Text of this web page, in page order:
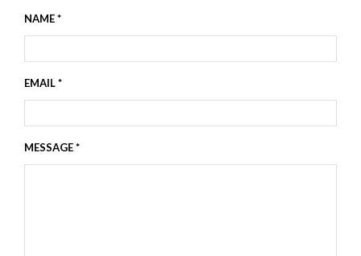
NAME *
EMAIL *
MESSAGE *